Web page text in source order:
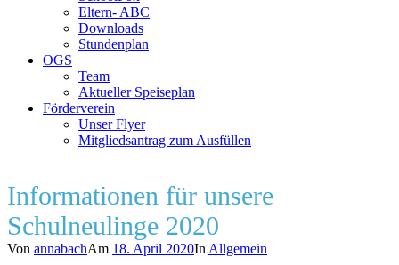
Eltern- ABC
Downloads
Stundenplan
OGS
Team
Aktueller Speiseplan
Förderverein
Unser Flyer
Mitgliedsantrag zum Ausfüllen
Informationen für unsere
Schulneulinge 2020
Von annabachAm 18. April 2020In Allgemein